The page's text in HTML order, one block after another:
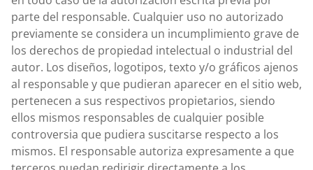
parte del responsable. Cualquier uso no autorizado
previamente se considera un incumplimiento grave de
los derechos de propiedad intelectual o industrial del
autor. Los diseños, logotipos, texto y/o gráficos ajenos
al responsable y que pudieran aparecer en el sitio web,
pertenecen a sus respectivos propietarios, siendo
ellos mismos responsables de cualquier posible
controversia que pudiera suscitarse respecto a los
mismos. El responsable autoriza expresamente a que